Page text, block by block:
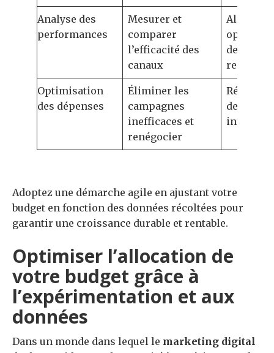
Analyse des
performances
Mesurer et
comparer
l’efficacité des
canaux
optimale
des
Optimisation
des dépenses
Éliminer les
campagnes
inefficaces et
renégocier
des coûts
inutiles
Adoptez une démarche agile en ajustant votre
budget en fonction des données récoltées pour
garantir une croissance durable et rentable.
Optimiser l’allocation de
votre budget grâce à
l’expérimentation et aux
données
Dans un monde dans lequel le marketing digital